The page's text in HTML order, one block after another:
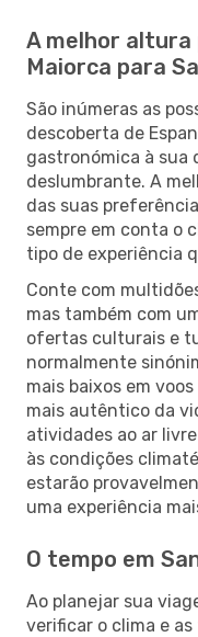
A melhor altura
Maiorca para
São inúmeras as
descoberta de
gastronómica à sua
deslumbrante. A
das suas
sempre em conta o
tipo de experiência
Conte com
mas também com
ofertas culturais e
normalmente
mais baixos em
mais autêntico da
atividades ao ar
às condições
estarão
uma experiência
O tempo em
Ao planejar sua
verificar o clima e